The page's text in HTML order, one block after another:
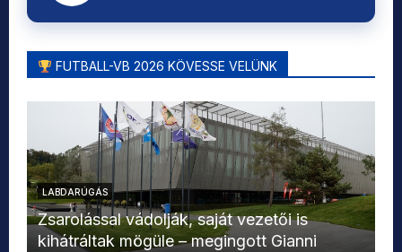
FUTBALL-VB 2026 KÖVESSE VELÜNK
LABDARÚGÁS
Zsarolással vádolják, saját vezetői is
kihátráltak mögüle – megingott Gianni